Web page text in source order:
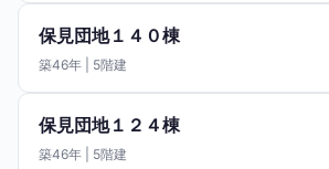
保見団地１４０棟
築46年 | 5階建
保見団地１２４棟
築46年 | 5階建